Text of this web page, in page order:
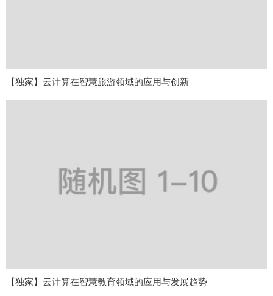
【独家】云计算在智慧旅游领域的应用与创新
【独家】云计算在智慧教育领域的应用与发展趋势